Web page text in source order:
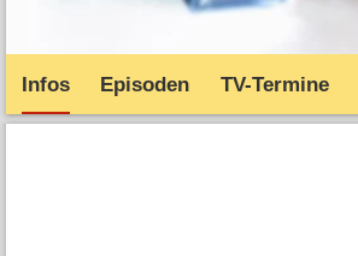
Infos Episoden TV-Termine